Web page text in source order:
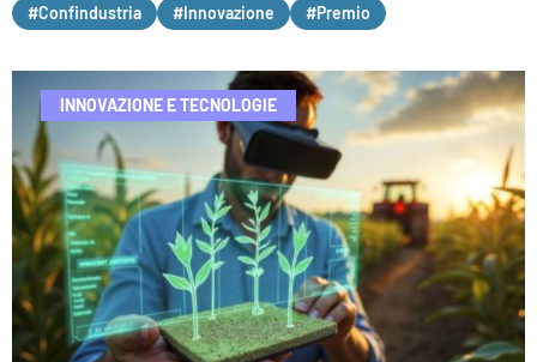
#Confindustria #Innovazione #Premio
INNOVAZIONE E TECNOLOGIE